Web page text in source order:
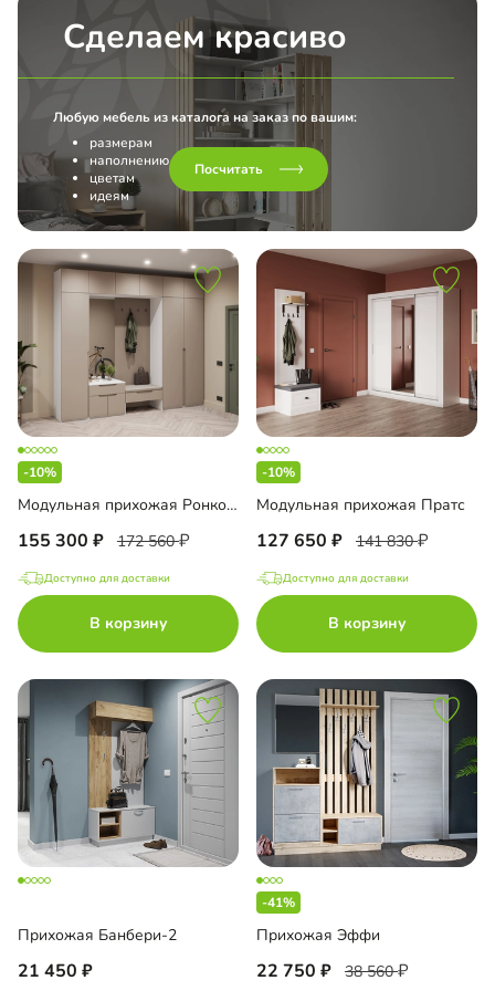
Сделаем красиво
Любую мебель из каталога на заказ по вашим:
размерам
наполнению
цветам
идеям
Посчитать
-10%
Модульная прихожая Ронкола-3
155 300 172 560
Доступно для доставки
В корзину
-10%
Модульная прихожая Пратс
127 650 141 830
Доступно для доставки
В корзину
Прихожая Банбери-2
21 450
-41%
Прихожая Эффи
22 750 38 560